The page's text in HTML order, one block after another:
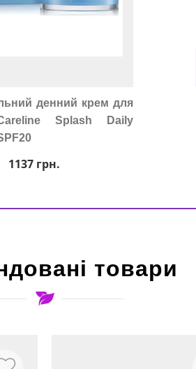
денний крем для
Splash Daily
1137 грн.
товари